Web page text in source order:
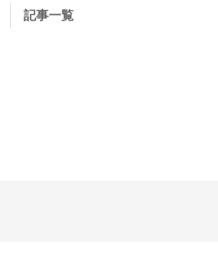
記事一覧